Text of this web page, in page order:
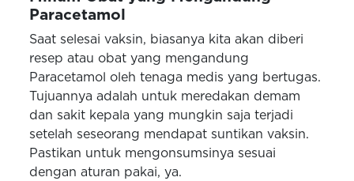
Paracetamol
Saat selesai vaksin, biasanya kita akan diberi
resep atau obat yang mengandung
Paracetamol oleh tenaga medis yang bertugas.
Tujuannya adalah untuk meredakan demam
dan sakit kepala yang mungkin saja terjadi
setelah seseorang mendapat suntikan vaksin.
Pastikan untuk mengonsumsinya sesuai
dengan aturan pakai, ya.